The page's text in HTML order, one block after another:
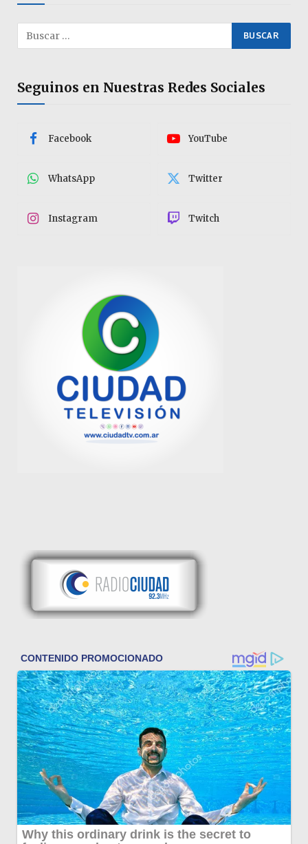
Seguinos en Nuestras Redes Sociales
Facebook YouTube
WhatsApp Twitter
Instagram Twitch